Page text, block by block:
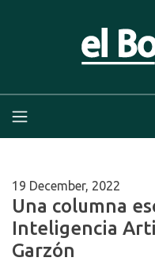
Periódico el
Investigación,
19 December, 2022
Una columna
Inteligencia
Garzón